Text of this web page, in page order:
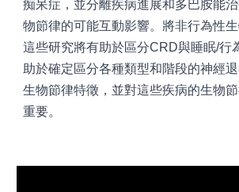
痴呆症，並分離疾病進展和多巴胺能
物節律的可能互動影響。將非行為性
這些研究將有助於區分CRD與睡眠/行
助於確定區分各種類型和階段的神經
生物節律特徵，並對這些疾病的生物
重要。